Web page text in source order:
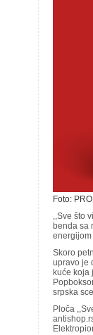
Foto:
,,Sve što
benda sa
energijom
Skoro
upravo je
kuće koja
srpska
Ploča